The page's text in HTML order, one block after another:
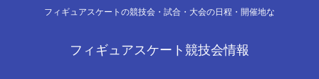
フィギュアスケートの競技会・試合・大会の日程・開催地な
フィギュアスケート競技会情報